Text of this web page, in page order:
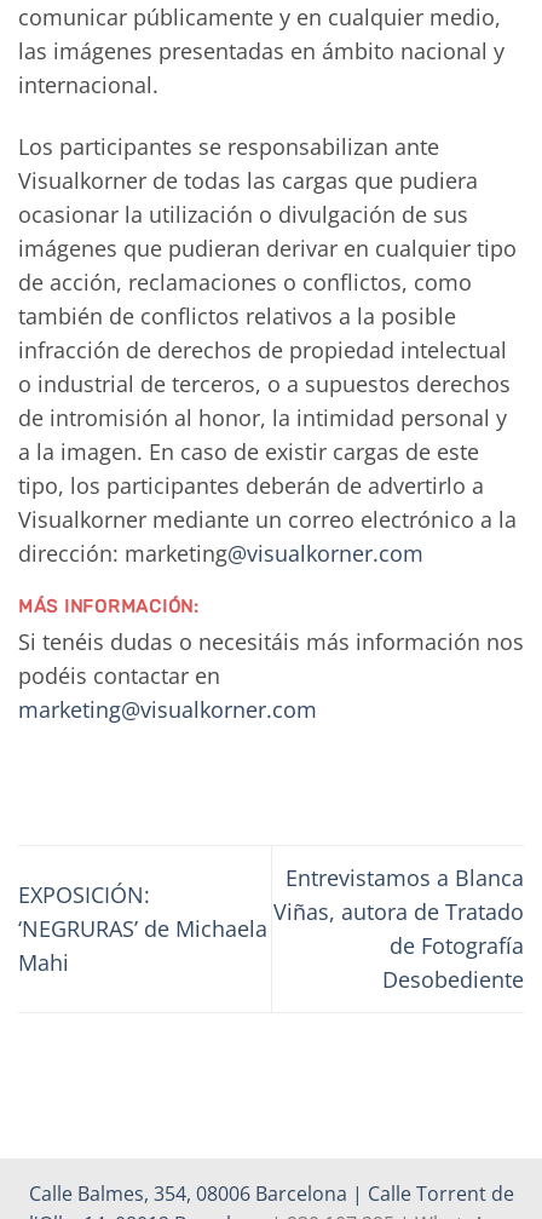
comunicar públicamente y en cualquier medio,
las imágenes presentadas en ámbito nacional y
internacional.
Los participantes se responsabilizan ante
Visualkorner de todas las cargas que pudiera
ocasionar la utilización o divulgación de sus
imágenes que pudieran derivar en cualquier tipo
de acción, reclamaciones o conflictos, como
también de conflictos relativos a la posible
infracción de derechos de propiedad intelectual
o industrial de terceros, o a supuestos derechos
de intromisión al honor, la intimidad personal y
a la imagen. En caso de existir cargas de este
tipo, los participantes deberán de advertirlo a
Visualkorner mediante un correo electrónico a la
dirección: marketing@visualkorner.com
MÁS INFORMACIÓN:
Si tenéis dudas o necesitáis más información nos
podéis contactar en
marketing@visualkorner.com
EXPOSICIÓN:
‘NEGRURAS’ de Michaela
Mahi
Entrevistamos a Blanca
Viñas, autora de Tratado
de Fotografía
Desobediente
Calle Balmes, 354, 08006 Barcelona | Calle Torrent de